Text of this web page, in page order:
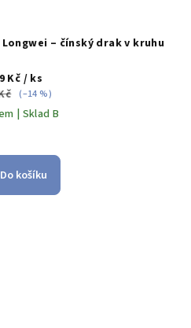
– čínský drak v kruhu
Kč / ks
(–14 %)
| Sklad B
Do košíku